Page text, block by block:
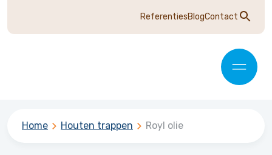
ReferentiesBlogContact
Home Houten trappen Royl olie